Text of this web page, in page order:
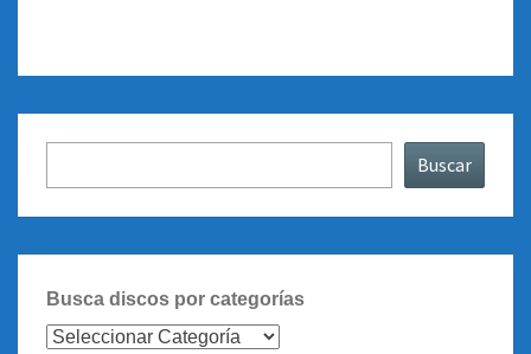
Buscar
Busca discos por categorías